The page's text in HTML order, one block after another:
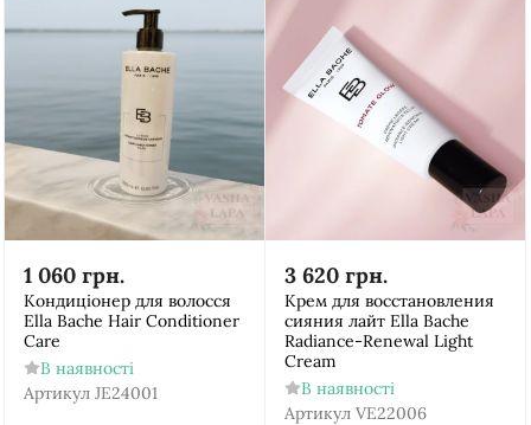
1 060 грн.
Кондиціонер для волосся
Ella Bache Hair Conditioner
Care
В наявності
Артикул JE24001
3 620 грн.
Крем для восстановления
сияния лайт Ella Bache
Radiance-Renewal Light
Cream
В наявності
Артикул VE22006